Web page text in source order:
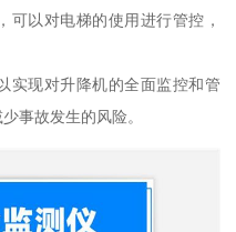
可以对电梯的使用进行管控，
实现对升降机的全面监控和管
事故发生的风险。